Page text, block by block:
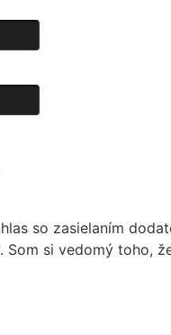
so zasielaním
si vedomý toho,